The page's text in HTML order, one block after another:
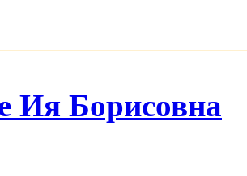
Ия Борисовна